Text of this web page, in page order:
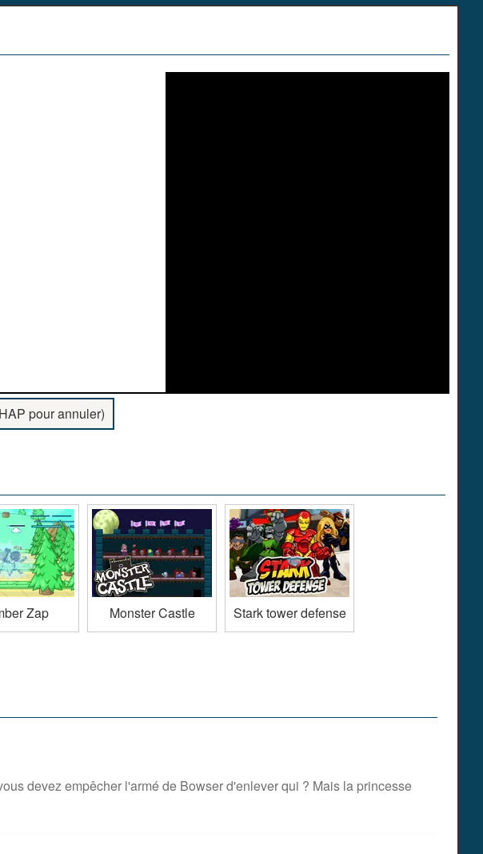
pour annuler)
Zap Monster Castle Stark tower defense
devez empêcher l'armé de Bowser d'enlever qui ? Mais la princesse